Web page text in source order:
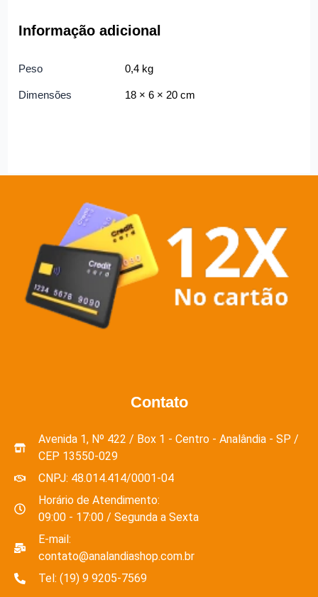
Informação adicional
Peso 0,4 kg
Dimensões 18 × 6 × 20 cm
Contato
Avenida 1, Nº 422 / Box 1 - Centro - Analândia - SP /
CEP 13550-029
CNPJ: 48.014.414/0001-04
Horário de Atendimento:
09:00 - 17:00 / Segunda a Sexta
E-mail:
contato@analandiashop.com.br
Tel: (19) 9 9205-7569